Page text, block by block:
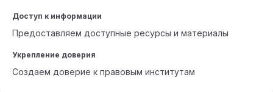
Доступ к информации
Предоставляем доступные ресурсы и материалы
Укрепление доверия
Создаем доверие к правовым институтам